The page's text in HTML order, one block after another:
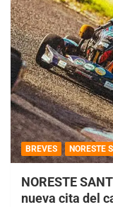
BREVES NORESTE
NORESTE
nueva cita del